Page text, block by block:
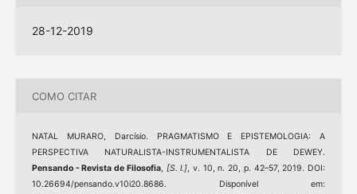
28-12-2019
COMO CITAR
NATAL MURARO, Darcísio. PRAGMATISMO E EPISTEMOLOGIA: A
PERSPECTIVA NATURALISTA-INSTRUMENTALISTA DE DEWEY.
Pensando - Revista de Filosofia, [S. l.], v. 10, n. 20, p. 42–57, 2019. DOI:
10.26694/pensando.v10i20.8686. Disponível em: